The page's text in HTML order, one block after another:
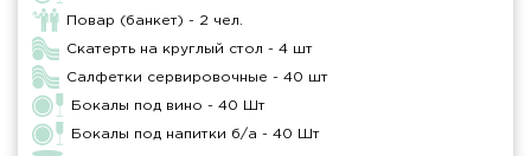
Повар (банкет) - 2 чел.
Скатерть на круглый стол - 4 шт
Салфетки сервировочные - 40 шт
Бокалы под вино - 40 Шт
Бокалы под напитки б/а - 40 Шт